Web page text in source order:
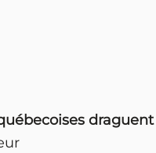
draguent